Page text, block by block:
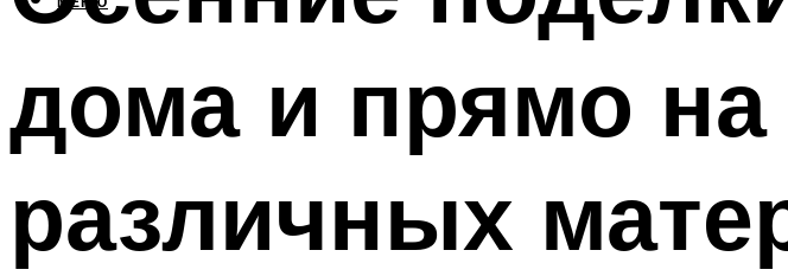
дома и прямо на
различных